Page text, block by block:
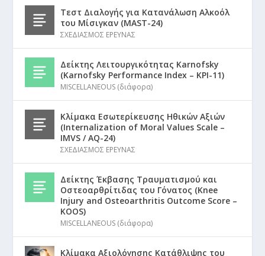
Τεστ Διαλογής για Κατανάλωση Αλκοόλ
του Μίσιγκαν (MAST-24)
ΣΧΕΔΙΑΣΜΟΣ ΕΡΕΥΝΑΣ
Δείκτης Λειτουργικότητας Karnofsky
(Karnofsky Performance Index – KPI-11)
MISCELLANEOUS (διάφορα)
Κλίμακα Εσωτερίκευσης Ηθικών Αξιών
(Internalization of Moral Values Scale –
IMVS / AQ-24)
ΣΧΕΔΙΑΣΜΟΣ ΕΡΕΥΝΑΣ
Δείκτης Έκβασης Τραυματισμού και
Οστεοαρθρίτιδας του Γόνατος (Knee
Injury and Osteoarthritis Outcome Score –
KOOS)
MISCELLANEOUS (διάφορα)
Κλίμακα Αξιολόγησης Κατάθλιψης του